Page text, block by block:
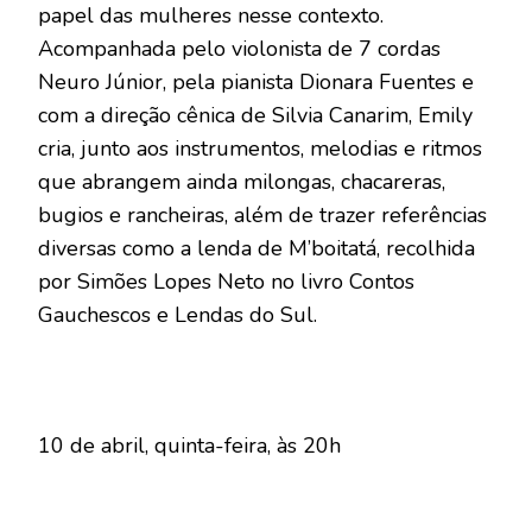
papel das mulheres nesse contexto.
Acompanhada pelo violonista de 7 cordas
Neuro Júnior, pela pianista Dionara Fuentes e
com a direção cênica de Silvia Canarim, Emily
cria, junto aos instrumentos, melodias e ritmos
que abrangem ainda milongas, chacareras,
bugios e rancheiras, além de trazer referências
diversas como a lenda de M’boitatá, recolhida
por Simões Lopes Neto no livro Contos
Gauchescos e Lendas do Sul.
10 de abril, quinta-feira, às 20h